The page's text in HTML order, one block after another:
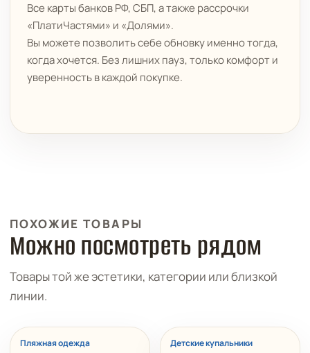
Все карты банков РФ, СБП, а также рассрочки
«ПлатиЧастями» и «Долями».
Вы можете позволить себе обновку именно тогда,
когда хочется. Без лишних пауз, только комфорт и
уверенность в каждой покупке.
ПОХОЖИЕ ТОВАРЫ
Можно посмотреть рядом
Товары той же эстетики, категории или близкой
линии.
Пляжная одежда Детские купальники